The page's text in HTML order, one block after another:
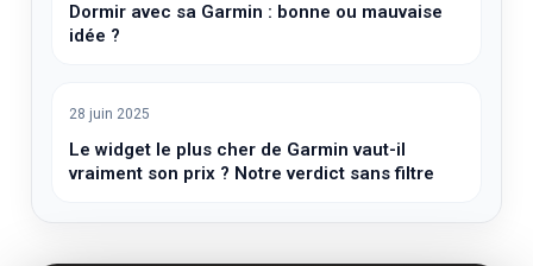
Dormir avec sa Garmin : bonne ou mauvaise
idée ?
28 juin 2025
Le widget le plus cher de Garmin vaut-il
vraiment son prix ? Notre verdict sans filtre